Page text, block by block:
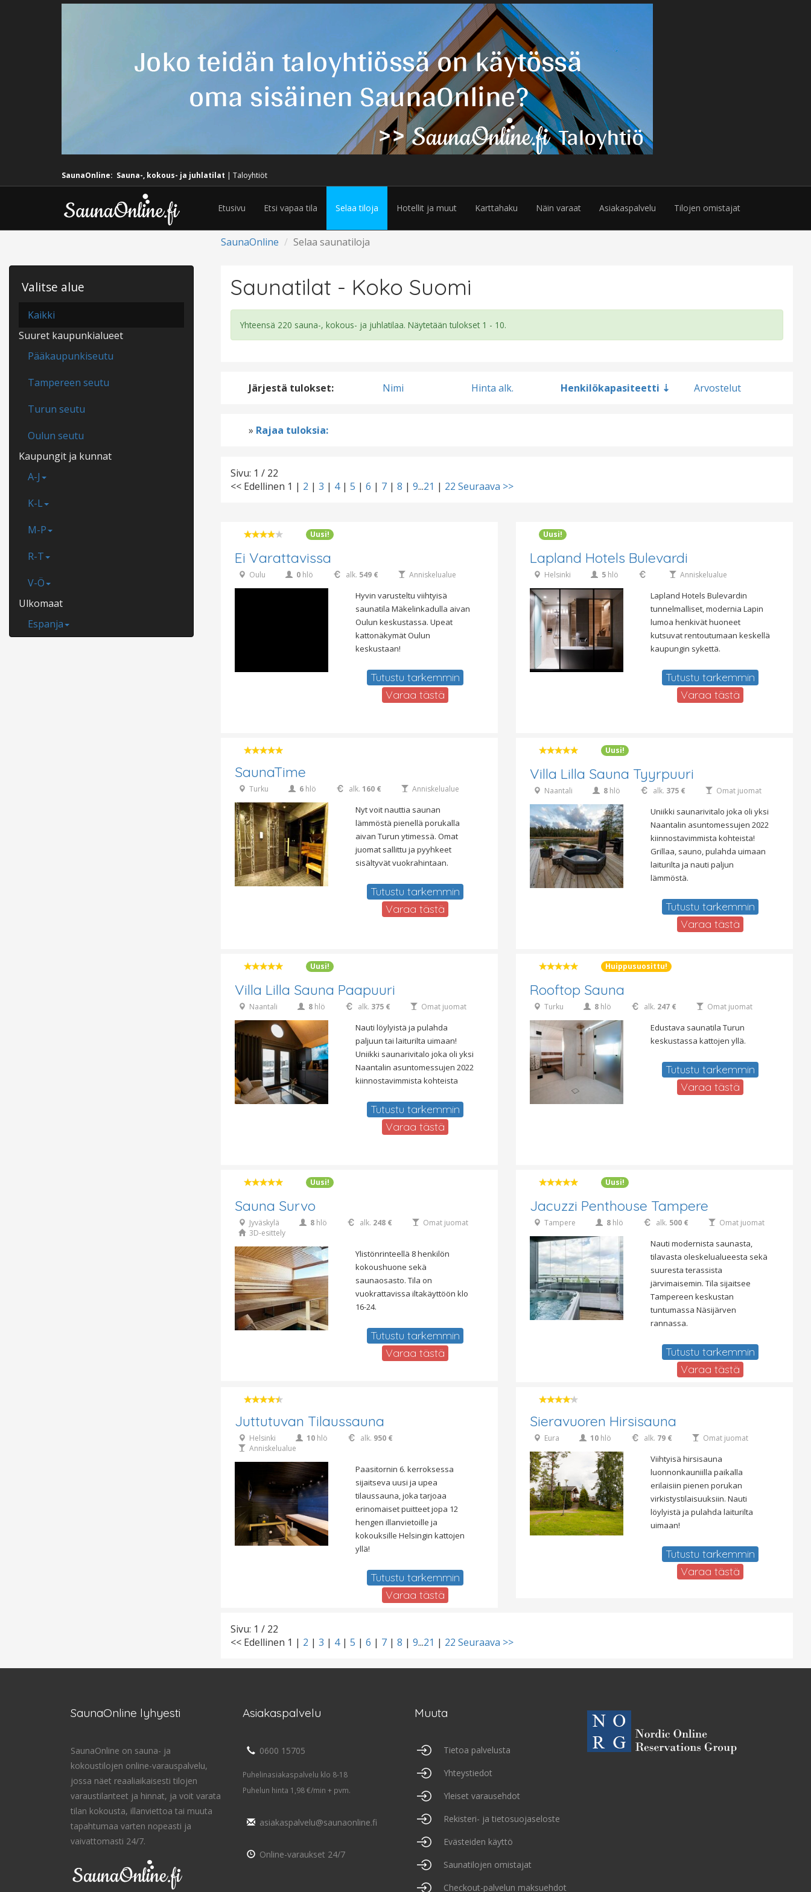
SaunaOnline: Sauna-, kokous- ja juhlatilat | Taloyhtiöt
Etusivu Etsi vapaa tila Selaa tiloja Hotellit ja muut Karttahaku Näin varaat Asiakaspalvelu Tilojen omistajat
SaunaOnline Selaa saunatiloja
Valitse alue
Kaikki
Suuret kaupunkialueet
Pääkaupunkiseutu
Tampereen seutu
Turun seutu
Oulun seutu
Kaupungit ja kunnat
A-J
K-L
M-P
R-T
V-Ö
Ulkomaat
Espanja
Saunatilat - Koko Suomi
Yhteensä 220 sauna-, kokous- ja juhlatilaa. Näytetään tulokset 1 - 10.
Järjestä tulokset: Nimi Hinta alk. Henkilökapasiteetti Arvostelut
» Rajaa tuloksia:
Sivu: 1 / 22
<< Edellinen 1 | 2 | 3 | 4| 5 | 6 | 7 | 8 | 9...21 | 22 Seuraava >>
Uusi!
Ei Varattavissa
Oulu 0 hlö alk. 549 € Anniskelualue
Hyvin varusteltu viihtyisä
saunatila Mäkelinkadulla aivan
Oulun keskustassa. Upeat
kattonäkymät Oulun
keskustaan!
Tutustu tarkemmin
Varaa tästä
Uusi!
Lapland Hotels Bulevardi
Helsinki 5 hlö Anniskelualue
Lapland Hotels Bulevardin
tunnelmalliset, modernia Lapin
lumoa henkivät huoneet
kutsuvat rentoutumaan keskellä
kaupungin sykettä.
Tutustu tarkemmin
Varaa tästä
SaunaTime
Turku 6 hlö alk. 160 € Anniskelualue
Nyt voit nauttia saunan
lämmöstä pienellä porukalla
aivan Turun ytimessä. Omat
juomat sallittu ja pyyhkeet
sisältyvät vuokrahintaan.
Tutustu tarkemmin
Varaa tästä
Uusi!
Villa Lilla Sauna Tyyrpuuri
Naantali 8 hlö alk. 375 € Omat juomat
Uniikki saunarivitalo joka oli yksi
Naantalin asuntomessujen 2022
kiinnostavimmista kohteista!
Grillaa, sauno, pulahda uimaan
laiturilta ja nauti paljun
lämmöstä.
Tutustu tarkemmin
Varaa tästä
Uusi!
Villa Lilla Sauna Paapuuri
Naantali 8 hlö alk. 375 € Omat juomat
Nauti löylyistä ja pulahda
paljuun tai laiturilta uimaan!
Uniikki saunarivitalo joka oli yksi
Naantalin asuntomessujen 2022
kiinnostavimmista kohteista
Tutustu tarkemmin
Varaa tästä
Huippusuosittu!
Rooftop Sauna
Turku 8 hlö alk. 247 € Omat juomat
Edustava saunatila Turun
keskustassa kattojen yllä.
Tutustu tarkemmin
Varaa tästä
Uusi!
Sauna Survo
Jyväskylä 8 hlö alk. 248 €
Omat juomat
3D-esittely
Ylistönrinteellä 8 henkilön
kokoushuone sekä
saunaosasto. Tila on
vuokrattavissa iltakäyttöön klo
16-24.
Tutustu tarkemmin
Varaa tästä
Uusi!
Jacuzzi Penthouse Tampere
Tampere 8 hlö alk. 500 € Omat juomat
Nauti modernista saunasta,
tilavasta oleskelualueesta sekä
suuresta terassista
järvimaisemin. Tila sijaitsee
Tampereen keskustan
tuntumassa Näsijärven
rannassa.
Tutustu tarkemmin
Varaa tästä
Juttutuvan Tilaussauna
Helsinki 10 hlö alk. 950 €
Anniskelualue
Paasitornin 6. kerroksessa
sijaitseva uusi ja upea
tilaussauna, joka tarjoaa
erinomaiset puitteet jopa 12
hengen illanvietoille ja
kokouksille Helsingin kattojen
yllä!
Tutustu tarkemmin
Varaa tästä
Sieravuoren Hirsisauna
Eura 10 hlö alk. 79 € Omat juomat
Viihtyisä hirsisauna
luonnonkauniilla paikalla
erilaisiin pienen porukan
virkistystilaisuuksiin. Nauti
löylyistä ja pulahda laiturilta
uimaan!
Tutustu tarkemmin
Varaa tästä
Sivu: 1 / 22
<< Edellinen 1 | 2 | 3 | 4| 5 | 6 | 7 | 8 | 9...21 | 22 Seuraava >>
SaunaOnline lyhyesti
SaunaOnline on sauna- ja
kokoustilojen online-varauspalvelu,
jossa näet reaaliaikaisesti tilojen
varaustilanteet ja hinnat, ja voit varata
tilan kokousta, illanviettoa tai muuta
tapahtumaa varten nopeasti ja
vaivattomasti 24/7.
Asiakaspalvelu
0600 15705
Puhelinasiakaspalvelu klo 8-18
Puhelun hinta 1,98 €/min + pvm.
asiakaspalvelu@saunaonline.fi
Online-varaukset 24/7
Muuta
Tietoa palvelusta
Yhteystiedot
Yleiset varausehdot
Rekisteri- ja tietosuojaseloste
Evästeiden käyttö
Saunatilojen omistajat
Checkout-palvelun maksuehdot